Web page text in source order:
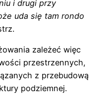
i drugi przy
uda się tam rondo
zależeć więc
przestrzennych,
z przebudową
podziemnej.